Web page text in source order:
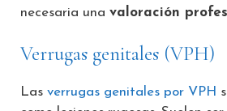
necesaria una valoración
Verrugas genitales (VPH)
Las verrugas genitales por VPH